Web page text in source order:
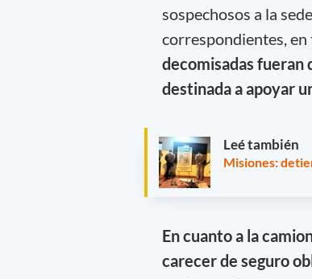
sospechosos a la
correspondientes,
decomisadas fueran
destinada a apoyar
Leé también
Misiones:
En cuanto a la
carecer de seguro